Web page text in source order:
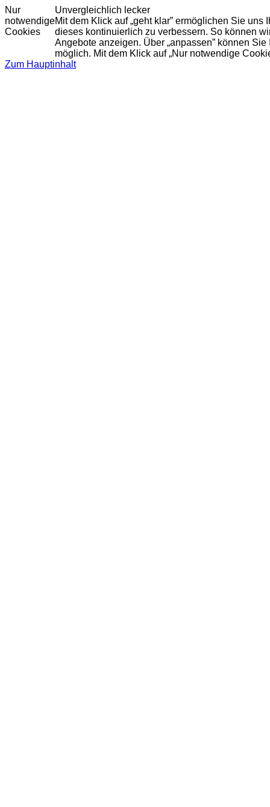
Nur
notwendige
Cookies
Unvergleichlich lecker
Mit dem Klick auf „geht klar” ermöglichen Sie
dieses kontinuierlich zu verbessern. So können
Angebote anzeigen. Über „anpassen” können
möglich. Mit dem Klick auf „Nur notwendige
Zum Hauptinhalt